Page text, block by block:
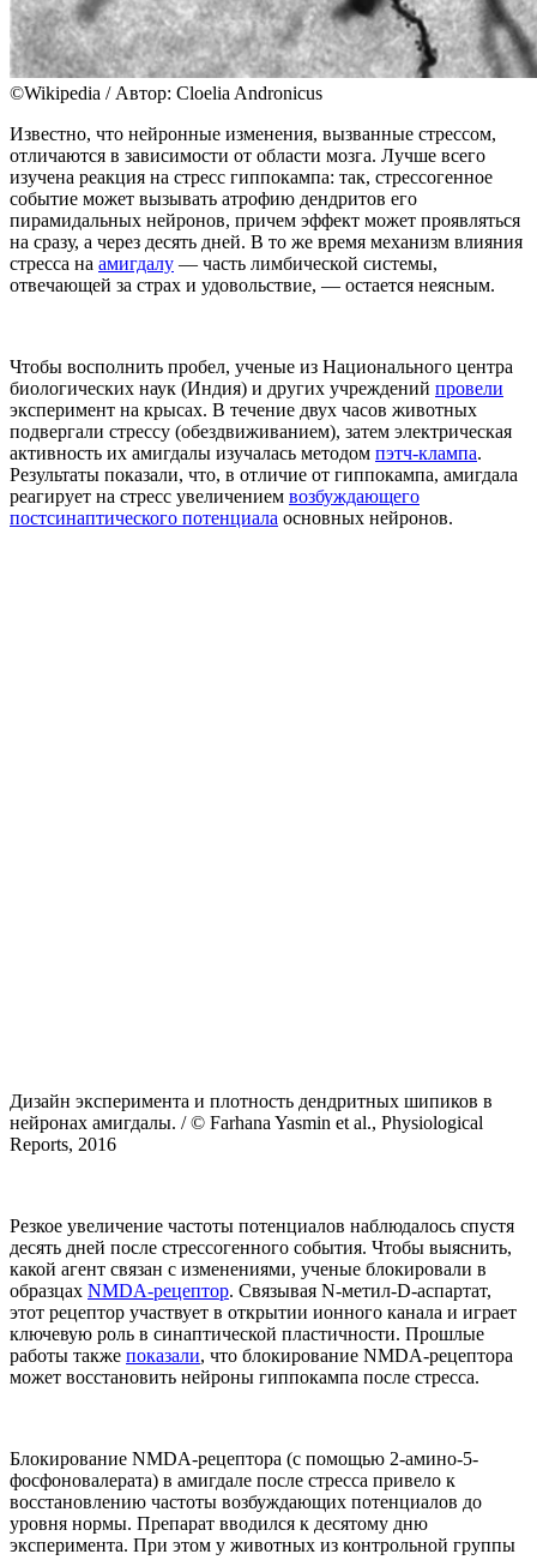
©Wikipedia / Автор: Cloelia Andronicus
Известно, что нейронные изменения, вызванные стрессом,
отличаются в зависимости от области мозга. Лучше всего
изучена реакция на стресс гиппокампа: так, стрессогенное
событие может вызывать атрофию дендритов его
пирамидальных нейронов, причем эффект может проявляться
на сразу, а через десять дней. В то же время механизм влияния
стресса на амигдалу — часть лимбической системы,
отвечающей за страх и удовольствие, — остается неясным.
Чтобы восполнить пробел, ученые из Национального центра
биологических наук (Индия) и других учреждений провели
эксперимент на крысах. В течение двух часов животных
подвергали стрессу (обездвиживанием), затем электрическая
активность их амигдалы изучалась методом пэтч-клампа.
Результаты показали, что, в отличие от гиппокампа, амигдала
реагирует на стресс увеличением возбуждающего
постсинаптического потенциала основных нейронов.
Дизайн эксперимента и плотность дендритных шипиков в
нейронах амигдалы. / © Farhana Yasmin et al., Physiological
Reports, 2016
Резкое увеличение частоты потенциалов наблюдалось спустя
десять дней после стрессогенного события. Чтобы выяснить,
какой агент связан с изменениями, ученые блокировали в
образцах NMDA-рецептор. Связывая N-метил-D-аспартат,
этот рецептор участвует в открытии ионного канала и играет
ключевую роль в синаптической пластичности. Прошлые
работы также показали, что блокирование NMDA-рецептора
может восстановить нейроны гиппокампа после стресса.
Блокирование NMDA-рецептора (с помощью 2-амино-5-
фосфоновалерата) в амигдале после стресса привело к
восстановлению частоты возбуждающих потенциалов до
уровня нормы. Препарат вводился к десятому дню
эксперимента. При этом у животных из контрольной группы